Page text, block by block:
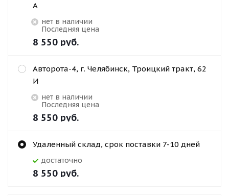
А
Нет в наличии
Последняя цена
8 550 руб.
Авторота-4, г. Челябинск, Троицкий тракт, 62
И
Нет в наличии
Последняя цена
8 550 руб.
Удаленный склад, срок поставки 7-10 дней
Достаточно
8 550 руб.